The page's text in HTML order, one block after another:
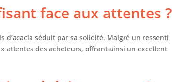
face aux attentes ?
d’acacia séduit par sa solidité. Malgré un ressenti
attentes des acheteurs, offrant ainsi un excellent